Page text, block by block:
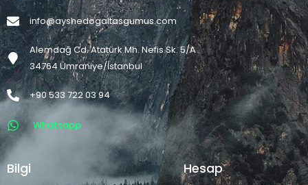
info@ayshedogaltasgumus.com
Alemdağ Cd. Atatürk Mh. Nefis Sk. 5/A
34764 Ümraniye/İstanbul
+90 533 722 03 94
Whatsapp
Bilgi Hesap